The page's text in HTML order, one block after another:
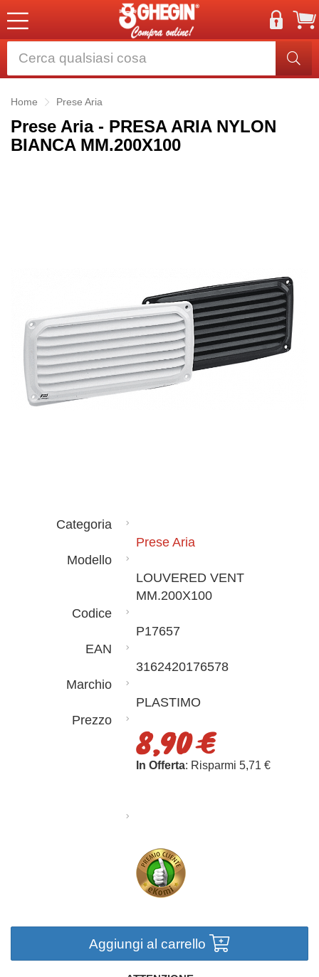
Home Prese Aria
Prese Aria - PRESA ARIA NYLON
BIANCA MM.200X100
Categoria
Prese Aria
Modello
LOUVERED VENT
MM.200X100
Codice
P17657
EAN
3162420176578
Marchio
PLASTIMO
Prezzo
8,90 €
In Offerta: Risparmi 5,71 €
Aggiungi al carrello